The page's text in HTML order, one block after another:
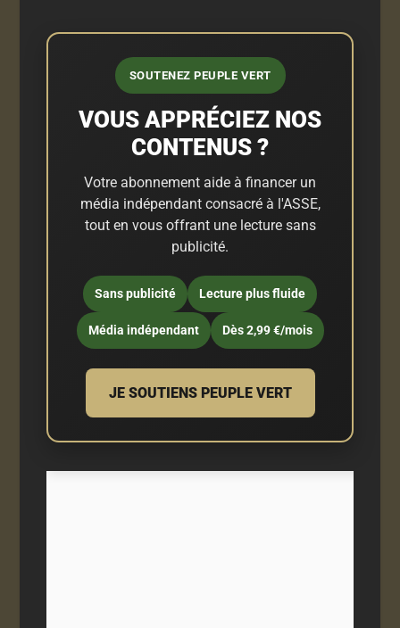
SOUTENEZ PEUPLE VERT
VOUS APPRÉCIEZ NOS
CONTENUS ?
Votre abonnement aide à financer un
média indépendant consacré à l'ASSE,
tout en vous offrant une lecture sans
publicité.
Sans publicité Lecture plus fluide
Média indépendant Dès 2,99 €/mois
JE SOUTIENS PEUPLE VERT